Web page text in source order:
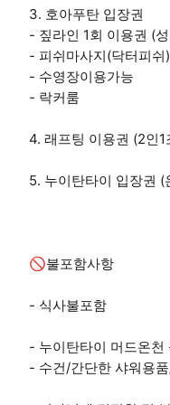
3. 호아푸탄 입장권
- 짚라인 1회 이용권 (
- 피쉬마사지(닥터피쉬
- 수영장이용가능
- 락커룸
4. 래프팅 이용권 (2인1
5. 누이탄타이 입장권
🚫불포함사항
- 식사불포함
- 누이탄타이 머드온천
- 수건/간단한 샤워용